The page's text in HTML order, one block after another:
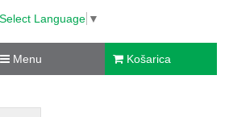
Select Language ▼
Menu Košarica